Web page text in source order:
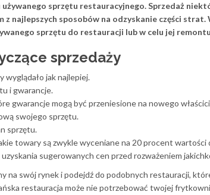
sprzętu restauracyjnego. Sprzedaż
najlepszych sposobów na odzyskanie części strat.
sprzętu do restauracji lub w celu jej
sprzedaży
wyglądało jak najlepiej.
i gwarancje.
gwarancje mogą być przeniesione na nowego
swojego sprzętu.
sprzętu.
towary są zwykle wyceniane na 20 procent wartości
sugerowanych cen przed rozważeniem
na swój rynek i podejdź do podobnych restauracji,
restauracja może nie potrzebować twojej